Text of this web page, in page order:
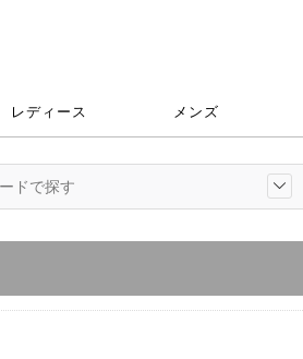
レディース メンズ